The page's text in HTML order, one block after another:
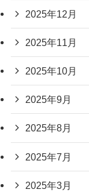
2025年12月
2025年11月
2025年10月
2025年9月
2025年8月
2025年7月
2025年3月